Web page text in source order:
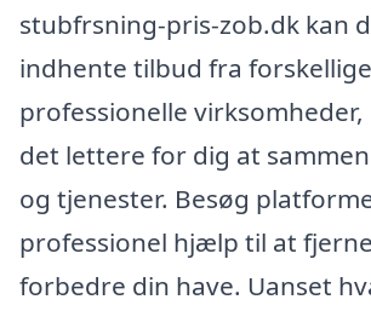
stubfrsning-pris-zob.dk kan
indhente tilbud fra forskellige
professionelle
det lettere for dig at
og tjenester. Besøg
professionel hjælp til at
forbedre din have. Uanset